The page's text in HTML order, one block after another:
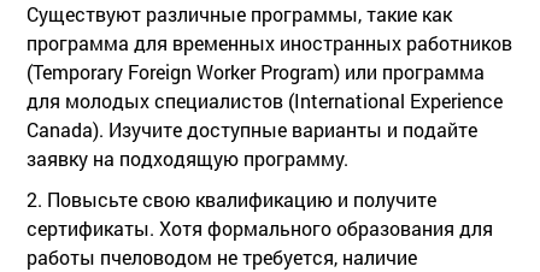
Существуют различные программы, такие как
программа для временных иностранных работников
(Temporary Foreign Worker Program) или программа
для молодых специалистов (International Experience
Canada). Изучите доступные варианты и подайте
заявку на подходящую программу.
2. Повысьте свою квалификацию и получите
сертификаты. Хотя формального образования для
работы пчеловодом не требуется, наличие